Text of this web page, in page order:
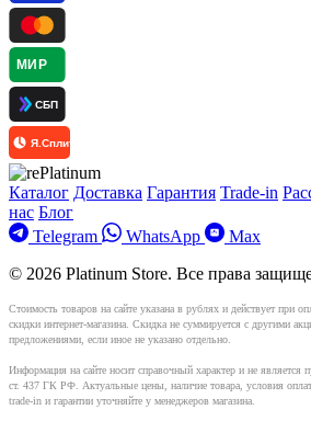
МИР
СБП
Я.Сплит
Каталог Доставка Гарантия Trade-in
нас Блог
Telegram
WhatsApp
Max
© 2026 Platinum Store. Все права
Стоимость товаров на сайте указана в рублях и действует при
скидки интернет-магазина. Скидка не суммируется с другими
предложениями, если иное не указано отдельно.
Информация на сайте носит справочный характер и не является
ст. 437 ГК РФ. Актуальные цены, наличие товара, условия
trade-in и гарантии уточняйте у менеджеров магазина.